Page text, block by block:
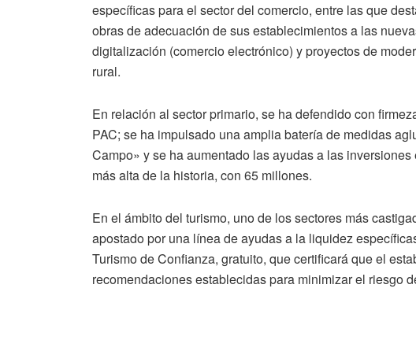
específicas para el sector del comercio, entre las que
obras de adecuación de sus establecimientos a las
digitalización (comercio electrónico) y proyectos de
rural.
En relación al sector primario, se ha defendido con
PAC; se ha impulsado una amplia batería de medidas
Campo» y se ha aumentado las ayudas a las
más alta de la historia, con 65 millones.
En el ámbito del turismo, uno de los sectores más
apostado por una línea de ayudas a la liquidez
Turismo de Confianza, gratuito, que certificará que el
recomendaciones establecidas para minimizar el riesgo